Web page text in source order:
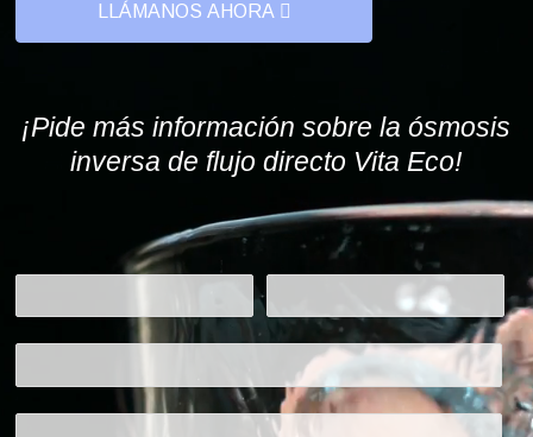
LLÁMANOS AHORA
¡Pide más información sobre la ósmosis
inversa de flujo directo Vita Eco!